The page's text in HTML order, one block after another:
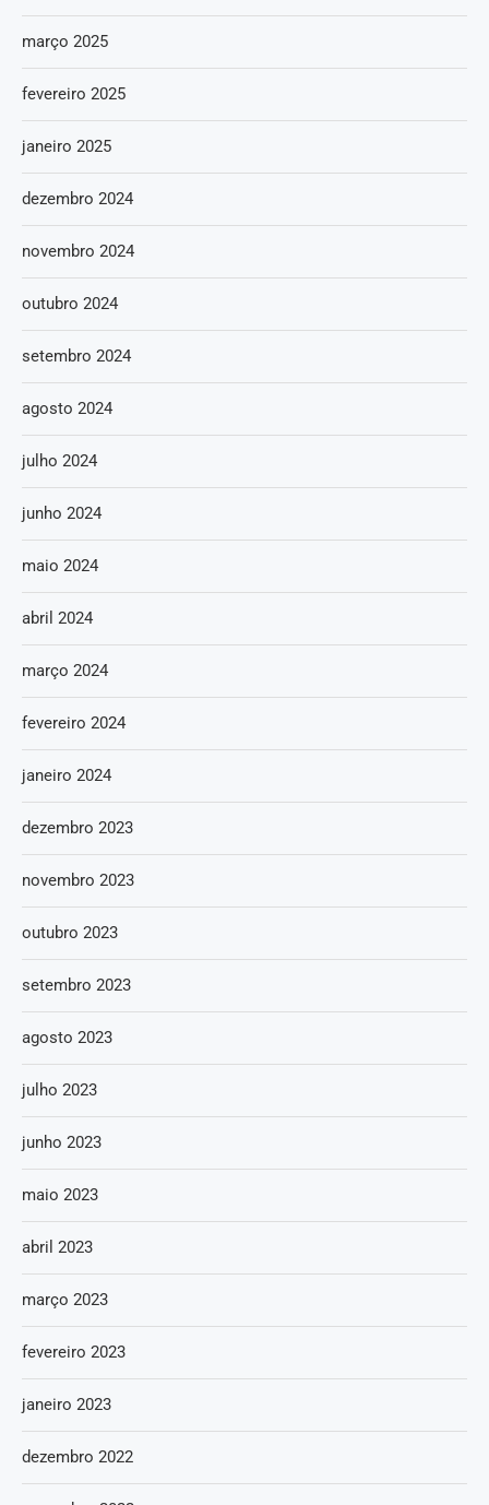
março 2025
fevereiro 2025
janeiro 2025
dezembro 2024
novembro 2024
outubro 2024
setembro 2024
agosto 2024
julho 2024
junho 2024
maio 2024
abril 2024
março 2024
fevereiro 2024
janeiro 2024
dezembro 2023
novembro 2023
outubro 2023
setembro 2023
agosto 2023
julho 2023
junho 2023
maio 2023
abril 2023
março 2023
fevereiro 2023
janeiro 2023
dezembro 2022